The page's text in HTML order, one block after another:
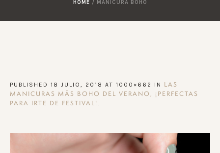
HOME / MANICURA BOHO
PUBLISHED 18 JULIO, 2018 AT 1000×662 IN
LAS
MANICURAS MÁS BOHO DEL VERANO, ¡PERFECTAS
PARA IRTE DE FESTIVAL! .